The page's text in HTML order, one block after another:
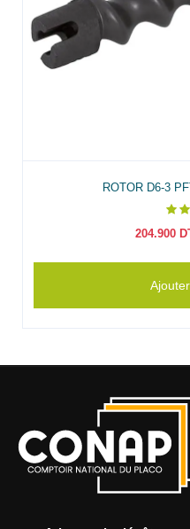
ROTOR D6-3
204.900